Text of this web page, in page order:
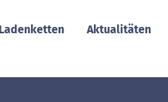
Ladenketten Aktualitäten